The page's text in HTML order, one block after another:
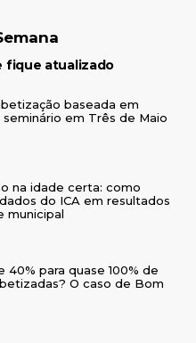
fique atualizado
baseada em
seminário em Três de Maio
na idade certa: como
do ICA em resultados
municipal
40% para quase 100% de
O caso de Bom